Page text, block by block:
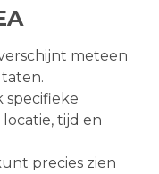
meteen
specifieke
tijd en
precies zien